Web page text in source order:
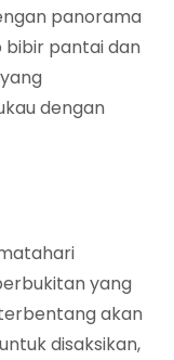
panorama
pantai dan
dengan
yang
akan
disaksikan,